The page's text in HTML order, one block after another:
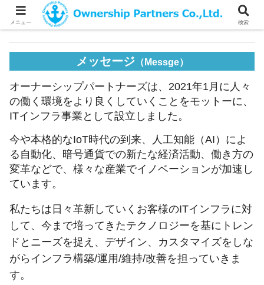
メッセージ（Messge）
オーナーシップパートナーズは、2021年1月に人々
の働く環境をより良くしていくことをモットーに、
ITインフラ事業として設立しました。
今や本格的なIoT時代の到来、人工知能（AI）によ
る自動化、暗号通貨での新たな経済活動、働き方の
変革などで、様々な産業でイノベーションが加速し
ています。
私たちは日々革新していくお客様のITインフラに対
して、今まで培ってきたテクノロジーを基にトレン
ドとニーズを捉え、デザイン、カスタマイズをしな
がらインフラ構築/運用/維持/改善を担っていきま
す。
メニュー 検索